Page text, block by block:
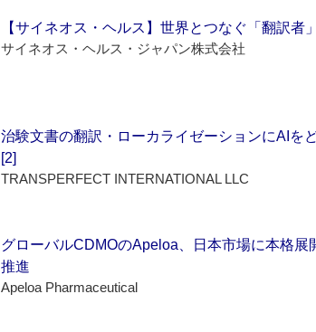
【サイネオス・ヘルス】世界とつなぐ「翻訳
サイネオス・ヘルス・ジャパン株式会社
治験文書の翻訳・ローカライゼーションにAIを
[2]
TRANSPERFECT INTERNATIONAL LLC
グローバルCDMOのApeloa、日本市場に本格展
推進
Apeloa Pharmaceutical